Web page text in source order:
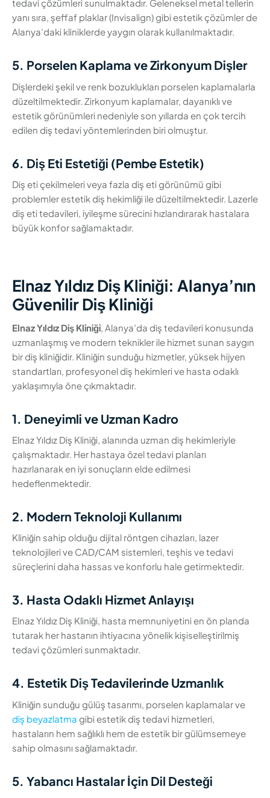
tedavi çözümleri sunulmaktadır. Geleneksel metal tellerin
yanı sıra, şeffaf plaklar (Invisalign) gibi estetik çözümler de
Alanya’daki kliniklerde yaygın olarak kullanılmaktadır.
5. Porselen Kaplama ve Zirkonyum Dişler
Dişlerdeki şekil ve renk bozuklukları porselen kaplamalarla
düzeltilmektedir. Zirkonyum kaplamalar, dayanıklı ve
estetik görünümleri nedeniyle son yıllarda en çok tercih
edilen diş tedavi yöntemlerinden biri olmuştur.
6. Diş Eti Estetiği (Pembe Estetik)
Diş eti çekilmeleri veya fazla diş eti görünümü gibi
problemler estetik diş hekimliği ile düzeltilmektedir. Lazerle
diş eti tedavileri, iyileşme sürecini hızlandırarak hastalara
büyük konfor sağlamaktadır.
Elnaz Yıldız Diş Kliniği: Alanya’nın
Güvenilir Diş Kliniği
Elnaz Yıldız Diş Kliniği , Alanya’da diş tedavileri konusunda
uzmanlaşmış ve modern teknikler ile hizmet sunan saygın
bir diş kliniğidir. Kliniğin sunduğu hizmetler, yüksek hijyen
standartları, profesyonel diş hekimleri ve hasta odaklı
yaklaşımıyla öne çıkmaktadır.
1. Deneyimli ve Uzman Kadro
Elnaz Yıldız Diş Kliniği, alanında uzman diş hekimleriyle
çalışmaktadır. Her hastaya özel tedavi planları
hazırlanarak en iyi sonuçların elde edilmesi
hedeflenmektedir.
2. Modern Teknoloji Kullanımı
Kliniğin sahip olduğu dijital röntgen cihazları, lazer
teknolojileri ve CAD/CAM sistemleri, teşhis ve tedavi
süreçlerini daha hassas ve konforlu hale getirmektedir.
3. Hasta Odaklı Hizmet Anlayışı
Elnaz Yıldız Diş Kliniği, hasta memnuniyetini en ön planda
tutarak her hastanın ihtiyacına yönelik kişiselleştirilmiş
tedavi çözümleri sunmaktadır.
4. Estetik Diş Tedavilerinde Uzmanlık
Kliniğin sunduğu gülüş tasarımı, porselen kaplamalar ve
diş beyazlatma gibi estetik diş tedavi hizmetleri,
hastaların hem sağlıklı hem de estetik bir gülümsemeye
sahip olmasını sağlamaktadır.
5. Yabancı Hastalar İçin Dil Desteği